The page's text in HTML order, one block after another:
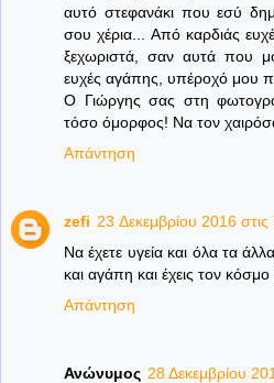
αυτό στεφανάκι που εσύ
σου χέρια... Από καρδιάς
ξεχωριστά, σαν αυτά που
ευχές αγάπης, υπέροχό μου
Ο Γιώργης σας στη
τόσο όμορφος! Να τον
Απάντηση
zefi 23 Δεκεμβρίου 2016 στις
Να έχετε υγεία και όλα τα
και αγάπη και έχεις τον κόσμο
Απάντηση
Ανώνυμος 28 Δεκεμβρίου